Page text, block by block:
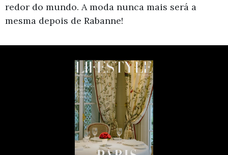
redor do mundo. A moda nunca mais será a
mesma depois de Rabanne!